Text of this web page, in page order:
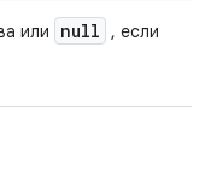
или null
, если